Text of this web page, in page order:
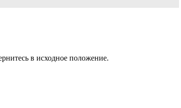
в исходное положение.